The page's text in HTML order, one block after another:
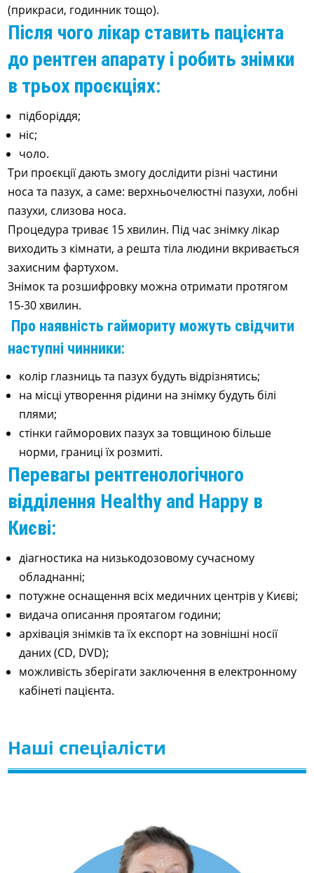
(прикраси, годинник тощо).
Після чого лікар ставить пацієнта
до рентген апарату і робить знімки
в трьох проєкціях:
підборіддя;
ніс;
чоло.
Три проєкції дають змогу дослідити різні частини
носа та пазух, а саме: верхньочелюстні пазухи, лобні
пазухи, слизова носа.
Процедура триває 15 хвилин. Під час знімку лікар
виходить з кімнати, а решта тіла людини вкривається
захисним фартухом.
Знімок та розшифровку можна отримати протягом
15-30 хвилин.
Про наявність гаймориту можуть свідчити
наступні чинники:
колір глазниць та пазух будуть відрізнятись;
на місці утворення рідини на знімку будуть білі
плями;
стінки гайморових пазух за товщиною більше
норми, границі їх розмиті.
Перевагы рентгенологічного
відділення Healthy and Happy в
Києві:
діагностика на низькодозовому сучасному
обладнанні;
потужне оснащення всіх медичних центрів у Києві;
видача описання проятагом години;
архівація знімків та їх експорт на зовнішні носії
даних (CD, DVD);
можливість зберігати заключення в електронному
кабінеті пацієнта.
Наші спеціалісти